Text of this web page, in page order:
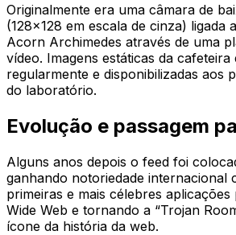
Originalmente era uma câmara de
(128×128 em escala de cinza) ligada
Acorn Archimedes através de uma
vídeo. Imagens estáticas da cafeteira
regularmente e disponibilizadas aos
do laboratório.
Evolução e passagem
Alguns anos depois o feed foi
ganhando notoriedade internacional
primeiras e mais célebres
Wide Web e tornando a “Trojan
ícone da história da web.